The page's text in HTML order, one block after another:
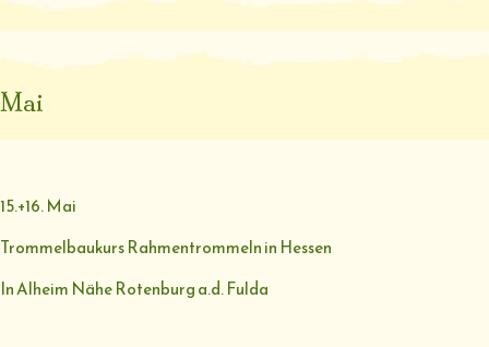
Mai
15.+16. Mai
Trommelbaukurs Rahmentrommeln in Hessen
In Alheim Nähe Rotenburg a.d. Fulda